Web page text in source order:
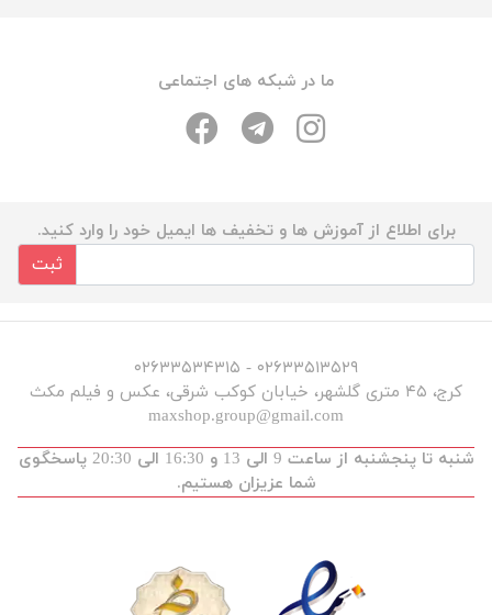
ما در شبکه های اجتماعی
برای اطلاع از آموزش ها و تخفیف ها ایمیل خود را وارد کنید.
ثبت
۰۲۶۳۳۵۱۳۵۲۹ - ۰۲۶۳۳۵۳۴۳۱۵
کرج، ۴۵ متری گلشهر، خیابان کوکب شرقی، عکس و فیلم مکث
maxshop.group@gmail.com
شنبه تا پنجشنبه از ساعت 9 الی 13 و 16:30 الی 20:30 پاسخگوی
شما عزیزان هستیم.